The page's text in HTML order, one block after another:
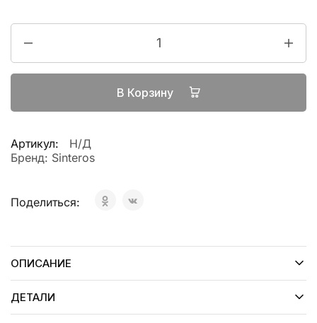
В Корзину
Артикул:
Н/Д
Бренд: Sinteros
Поделиться:
ОПИСАНИЕ
ДЕТАЛИ